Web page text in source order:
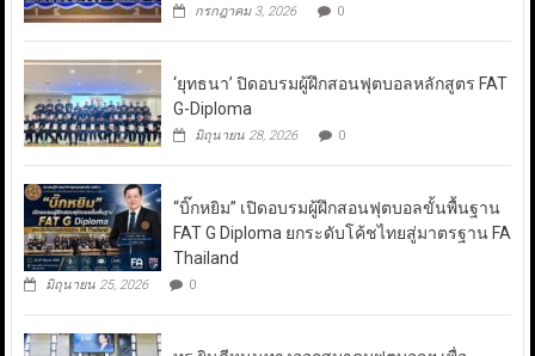
กรกฎาคม 3, 2026 0
‘ยุทธนา’ ปิดอบรมผู้ฝึกสอนฟุตบอลหลักสูตร FAT
G-Diploma
มิถุนายน 28, 2026 0
“บิ๊กหยิม” เปิดอบรมผู้ฝึกสอนฟุตบอลขั้นพื้นฐาน
FAT G Diploma ยกระดับโค้ชไทยสู่มาตรฐาน FA
Thailand
มิถุนายน 25, 2026 0